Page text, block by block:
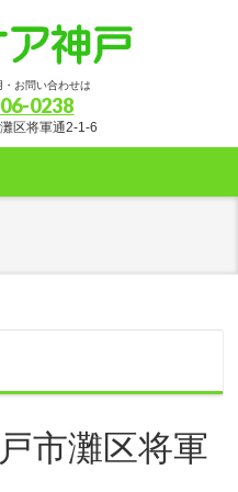
お問い合わせは
0238
区将軍通2-1-6
市灘区将軍